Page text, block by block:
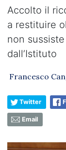
Accolto il
a restituire
non
dall’Istituto
Francesco
Twitter
Email